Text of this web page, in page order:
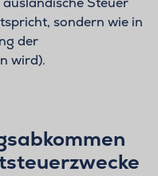
sondern wie in
der
wird).